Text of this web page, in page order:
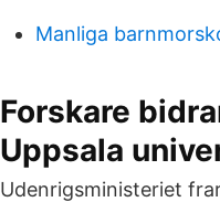
Manliga
Forskare
Uppsala
Udenrigsministeriet